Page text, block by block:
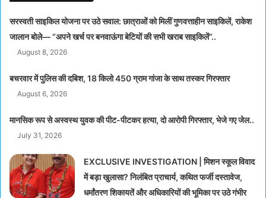
सरस्वती साइकिल योजना पर उठे सवाल: छात्राओं को मिलीं गुणवत्ताहीन साइकिलें, राकेश
जालान बोले— “अपने खर्च पर बनवाऊंगा बेटियों की सभी खराब साइकिलें”..
August 8, 2026
बचरवार में पुलिस की दबिश, 18 किलो 450 ग्राम गांजा के साथ तस्कर गिरफ्तार
August 6, 2026
मानसिक रूप से अस्वस्थ युवक की पीट-पीटकर हत्या, दो आरोपी गिरफ्तार, भेजे गए जेल..
July 31, 2026
EXCLUSIVE INVESTIGATION | मिशन स्कूल विवाद
में बड़ा खुलासा? निलंबित प्राचार्य, कथित फर्जी दस्तावेज,
धर्मांतरण शिकायतें और अधिकारियों की भूमिका पर उठे गंभीर